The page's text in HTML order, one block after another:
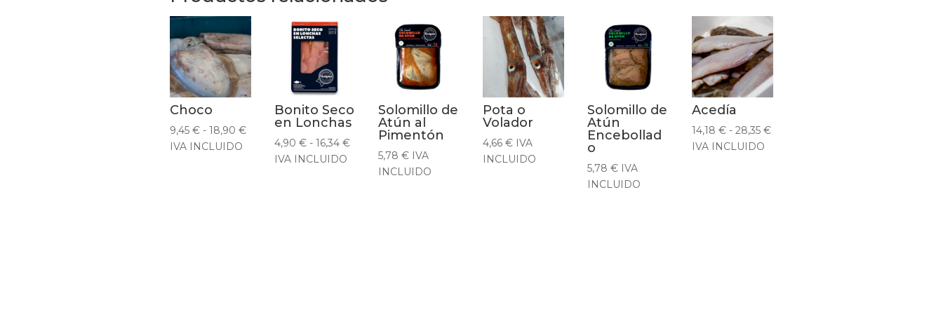
Choco
9,45 € - 18,90 €Rango
precios:
IVA INCLUIDO
Bonito Seco
en Lonchas
4,90 € - 16,34 €Rango
precios:
IVA INCLUIDO
Solomillo de
Atún al
Pimentón
5,78€ IVA
INCLUIDO
Pota o
Volador
4,66€ IVA
INCLUIDO
Solomillo de
Atún
Encebollad
o
5,78€ IVA
INCLUIDO
Acedía
14,18 € - 28,35 €Rango
IVA INCLUIDO